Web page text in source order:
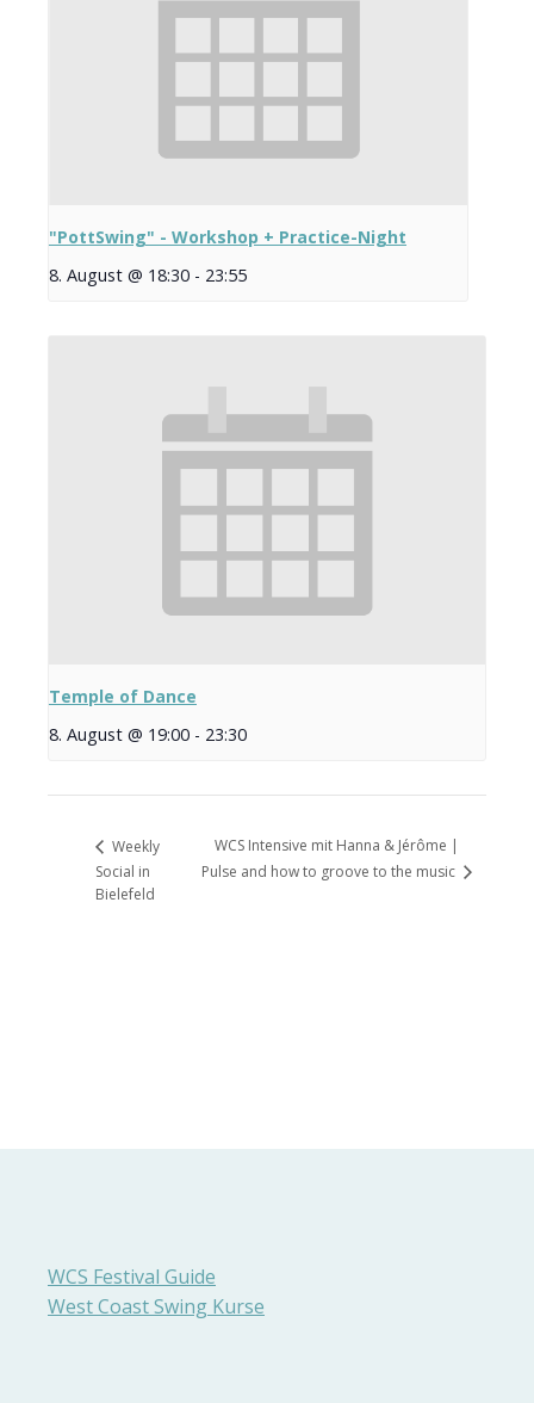
"PottSwing" - Workshop + Practice-Night
8. August @ 18:30 - 23:55
Temple of Dance
8. August @ 19:00 - 23:30
Weekly
Social in
Bielefeld
WCS Intensive mit Hanna & Jérôme |
Pulse and how to groove to the music
WCS Festival Guide
West Coast Swing Kurse